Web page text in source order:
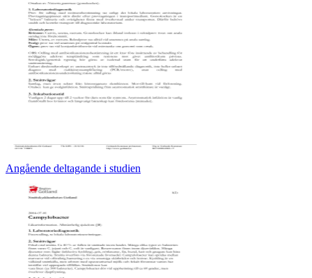
Angående deltagande i studien